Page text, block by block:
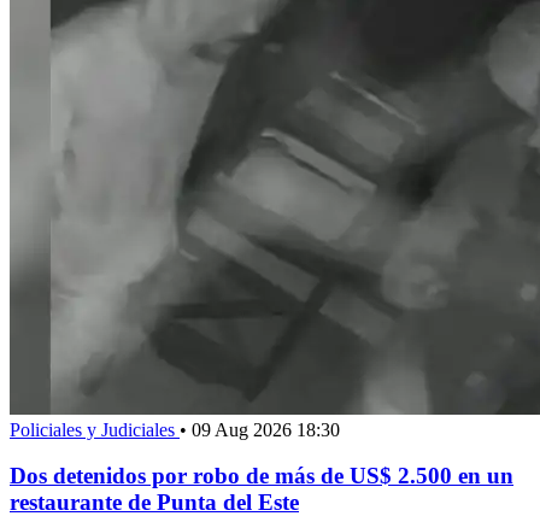
Policiales y Judiciales • 09 Aug 2026 18:30
Dos detenidos por robo de más de US$ 2.500 en un
restaurante de Punta del Este